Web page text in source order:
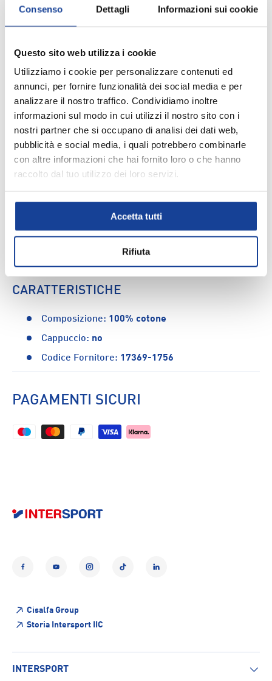
Consenso Dettagli Informazioni sui cookie
Questo sito web utilizza i cookie
Utilizziamo i cookie per personalizzare contenuti ed
annunci, per fornire funzionalità dei social media e per
analizzare il nostro traffico. Condividiamo inoltre
informazioni sul modo in cui utilizzi il nostro sito con i
nostri partner che si occupano di analisi dei dati web,
pubblicità e social media, i quali potrebbero combinarle
con altre informazioni che hai fornito loro o che hanno
raccolto dal tuo utilizzo dei loro servizi.
Accetta tutti
Rifiuta
DESCRIZIONE
Con un morbidissimo girocollo classico che si abbina
stagionale del logo sportivo, conferendo un tocco di stile
semplice ma distintivo. Realizzata in morbido jersey di
cotone, è impreziosita dall'inconfondibile marchio
Levi's, rendendola perfetta per un look casual e
CARATTERISTICHE
Composizione: 100% cotone
Cappuccio: no
Codice Fornitore: 17369-1756
PAGAMENTI SICURI
YouTubeInstagramTikTok LinkedIn
Cisalfa Group
Storia Intersport IIC
INTERSPORT